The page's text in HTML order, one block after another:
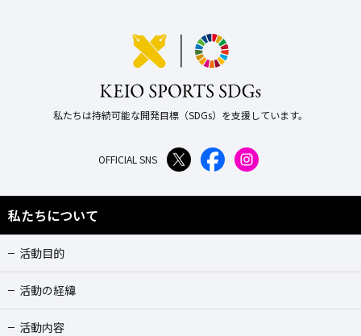
私たちは持続可能な開発目標（SDGs）を支援しています。
OFFICIAL SNS
私たちについて
活動目的
活動の経緯
活動内容